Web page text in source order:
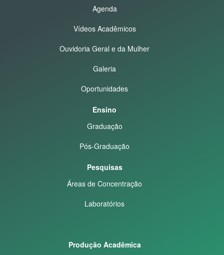
Agenda
Vídeos Acadêmicos
Ouvidoria Geral e da Mulher
Galeria
Oportunidades
Ensino
Graduação
Pós-Graduação
Pesquisas
Áreas de Concentração
Laboratórios
Produção Acadêmica